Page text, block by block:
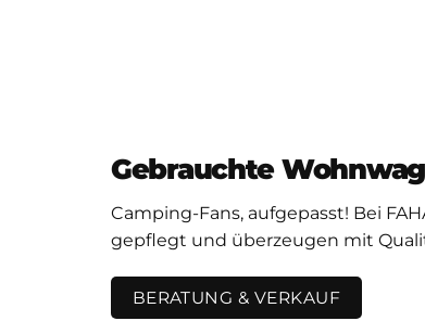
Gebrauchte
Camping-Fans, aufgepasst! Bei
gepflegt und überzeugen mit
BERATUNG & VERKAUF